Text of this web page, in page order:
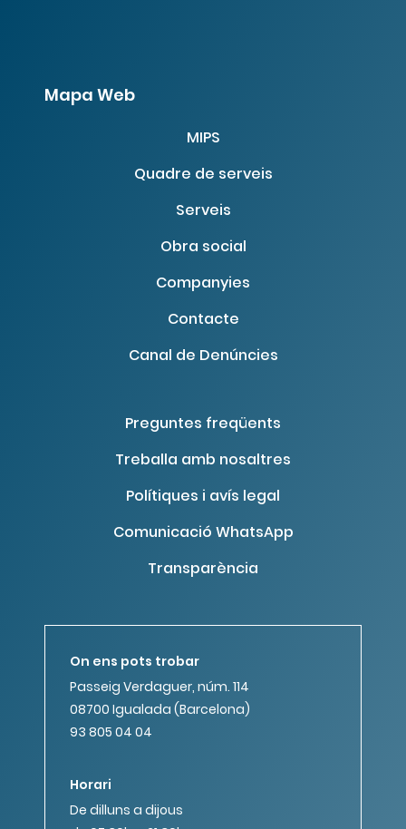
Mapa Web
MIPS
Quadre de serveis
Serveis
Obra social
Companyies
Contacte
Canal de Denúncies
Preguntes freqüents
Treballa amb nosaltres
Polítiques i avís legal
Comunicació WhatsApp
Transparència
On ens pots trobar
Passeig Verdaguer, núm. 114
08700 Igualada (Barcelona)
93 805 04 04
Horari
De dilluns a dijous